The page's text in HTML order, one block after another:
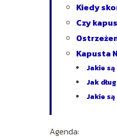
Kiedy
Czy
Kapusta
Jakie
Jak
Jakie
Agenda: